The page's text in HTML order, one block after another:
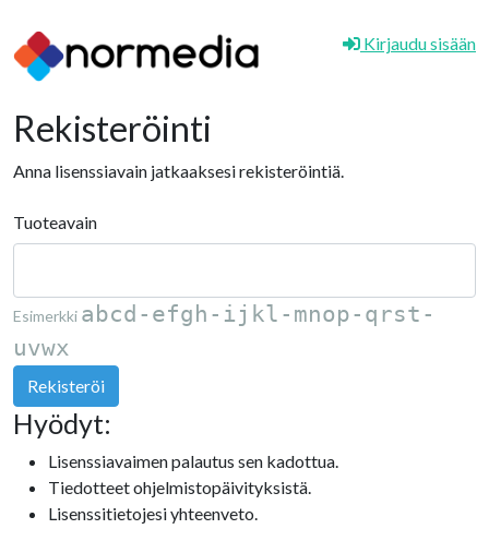
Kirjaudu sisään
Rekisteröinti
Anna lisenssiavain jatkaaksesi rekisteröintiä.
Tuoteavain
Esimerkki abcd-efgh-ijkl-mnop-qrst-
uvwx
Hyödyt:
Lisenssiavaimen palautus sen kadottua.
Tiedotteet ohjelmistopäivityksistä.
Lisenssitietojesi yhteenveto.